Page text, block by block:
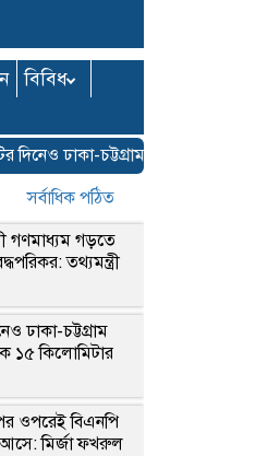
বিবিধ
ঢাকা-চট্টগ্রাম মহাসড়কে ১৫
সর্বাধিক পঠিত
গণমাধ্যম গড়তে
তথ্যমন্ত্রী
ঢাকা-চট্টগ্রাম
১৫ কিলোমিটার
ওপরেই বিএনপি
মির্জা ফখরুল